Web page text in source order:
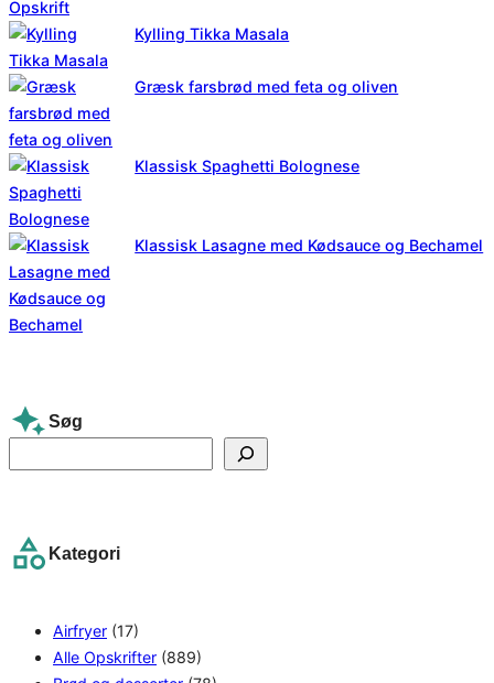
Kylling Tikka Masala
Græsk farsbrød med feta og oliven
Klassisk Spaghetti Bolognese
Klassisk Lasagne med Kødsauce og Bechamel
Søg
e
c
Kategori
Airfryer (17)
Alle Opskrifter (889)